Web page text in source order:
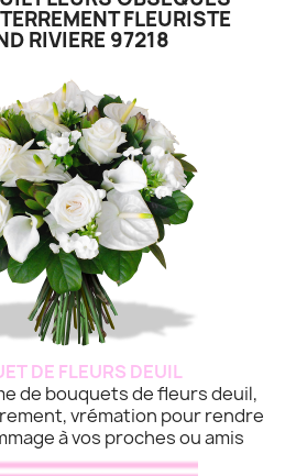
FLEURISTE
RIVIERE 97218
DE FLEURS DEUIL
de bouquets de fleurs deuil,
vrémation pour rendre
à vos proches ou amis